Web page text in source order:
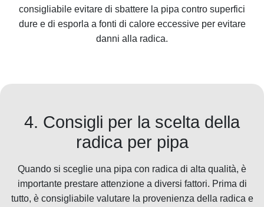
consigliabile evitare di sbattere la pipa contro superfici
dure e di esporla a fonti di calore eccessive per evitare
danni alla radica.
4. Consigli per la scelta della
radica per pipa
Quando si sceglie una pipa con radica di alta qualità, è
importante prestare attenzione a diversi fattori. Prima di
tutto, è consigliabile valutare la provenienza della radica e